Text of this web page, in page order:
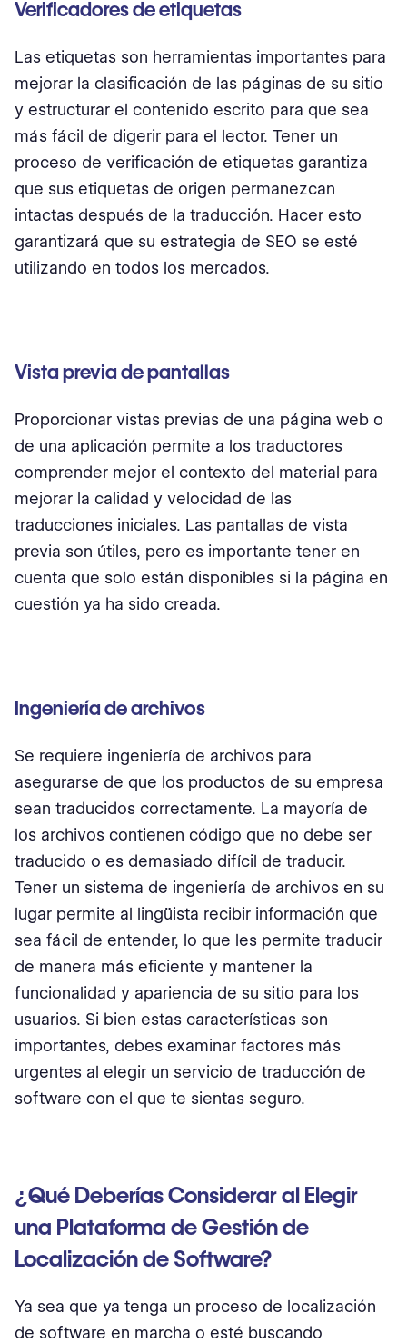
Verificadores de etiquetas
Las etiquetas son herramientas importantes para
mejorar la clasificación de las páginas de su sitio
y estructurar el contenido escrito para que sea
más fácil de digerir para el lector. Tener un
proceso de verificación de etiquetas garantiza
que sus etiquetas de origen permanezcan
intactas después de la traducción. Hacer esto
garantizará que su estrategia de SEO se esté
utilizando en todos los mercados.
Vista previa de pantallas
Proporcionar vistas previas de una página web o
de una aplicación permite a los traductores
comprender mejor el contexto del material para
mejorar la calidad y velocidad de las
traducciones iniciales. Las pantallas de vista
previa son útiles, pero es importante tener en
cuenta que solo están disponibles si la página en
cuestión ya ha sido creada.
Ingeniería de archivos
Se requiere ingeniería de archivos para
asegurarse de que los productos de su empresa
sean traducidos correctamente. La mayoría de
los archivos contienen código que no debe ser
traducido o es demasiado difícil de traducir.
Tener un sistema de ingeniería de archivos en su
lugar permite al lingüista recibir información que
sea fácil de entender, lo que les permite traducir
de manera más eficiente y mantener la
funcionalidad y apariencia de su sitio para los
usuarios. Si bien estas características son
importantes, debes examinar factores más
urgentes al elegir un servicio de traducción de
software con el que te sientas seguro.
¿Qué Deberías Considerar al Elegir
una Plataforma de Gestión de
Localización de Software?
Ya sea que ya tenga un proceso de localización
de software en marcha o esté buscando